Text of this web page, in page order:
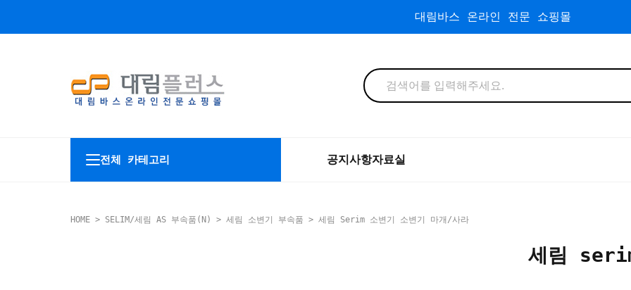
대림바스 온라인 전문 쇼핑몰
전체 카테고리 공지사항자료실
HOME > SELIM/세림 AS 부속품(N) > 세림 소변기 부속품 > 세림 Serim 소변기 소변기 마개/사라
세림